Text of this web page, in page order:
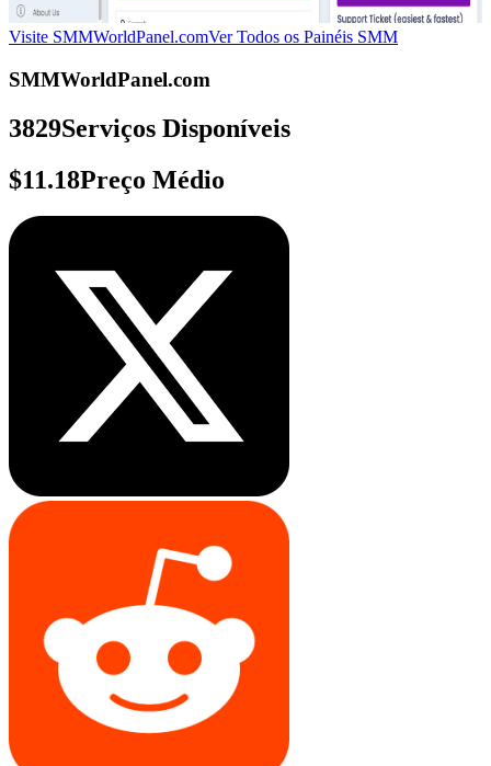
Visite SMMWorldPanel.comVer Todos os Painéis SMM
SMMWorldPanel.com
3829Serviços Disponíveis
$11.18Preço Médio